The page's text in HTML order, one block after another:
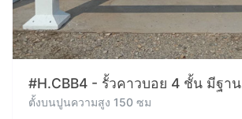
#H.CBB4 - รั้วคาวบอย 4 ชั้น มีฐาน
ตั้งบนปูนความสูง 150 ซม